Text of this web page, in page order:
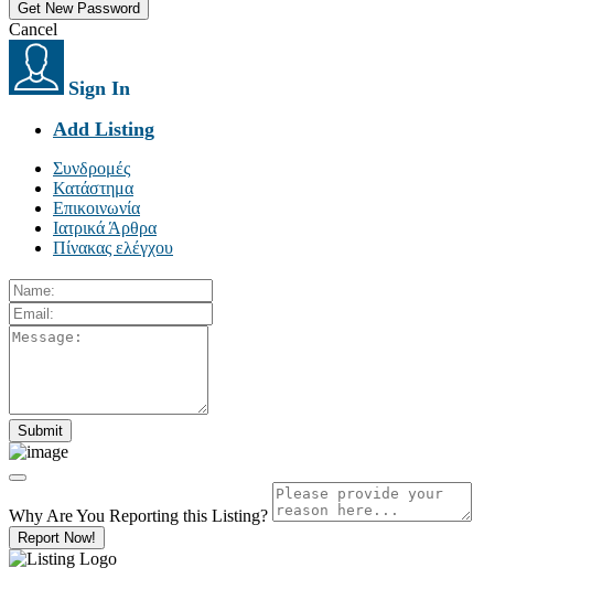
Cancel
Sign In
Add Listing
Συνδρομές
Κατάστημα
Επικοινωνία
Ιατρικά Άρθρα
Πίνακας ελέγχου
Why Are You Reporting this Listing?
Report Now!